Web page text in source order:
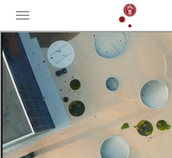
Toggle
menu